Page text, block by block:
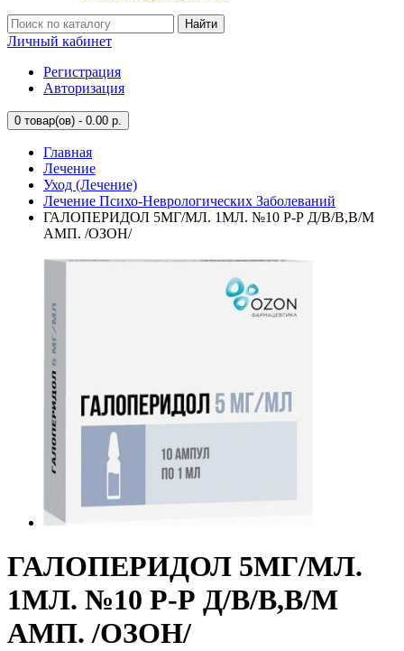
Найти
Личный кабинет
Регистрация
Авторизация
0 товар(ов) - 0.00 р.
Главная
Лечение
Уход (Лечение)
Лечение Психо-Неврологических Заболеваний
ГАЛОПЕРИДОЛ 5МГ/МЛ. 1МЛ. №10 Р-Р Д/В/В,В/М
АМП. /ОЗОН/
ГАЛОПЕРИДОЛ 5МГ/МЛ.
1МЛ. №10 Р-Р Д/В/В,В/М
АМП. /ОЗОН/